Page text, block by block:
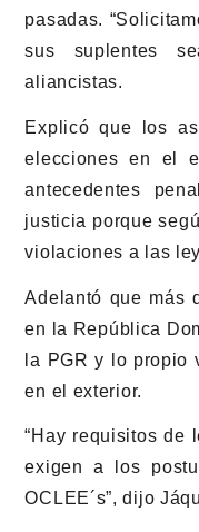
pasadas.
sus suplentes
aliancistas.
Explicó que los
elecciones en el
antecedentes
justicia porque
violaciones a las
Adelantó que más
en la República
la PGR y lo propio
en el exterior.
“Hay requisitos de
exigen a los
OCLEE´s”, dijo